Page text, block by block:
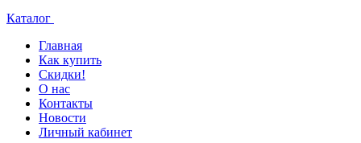
Каталог
Главная
Как купить
Скидки!
О нас
Контакты
Новости
Личный кабинет